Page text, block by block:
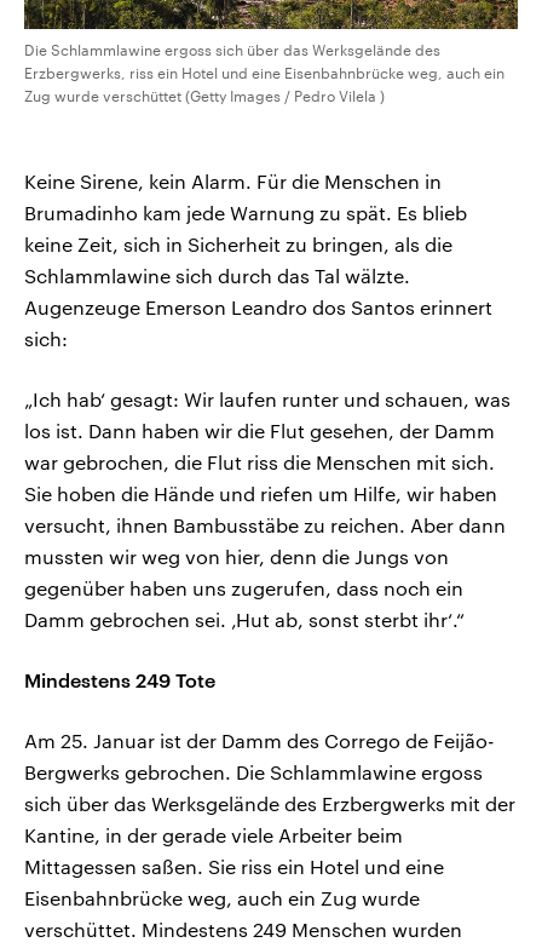
Die Schlammlawine ergoss sich über das Werksgelände des
Erzbergwerks, riss ein Hotel und eine Eisenbahnbrücke weg, auch ein
Zug wurde verschüttet (Getty Images / Pedro Vilela )
Keine Sirene, kein Alarm. Für die Menschen in
Brumadinho kam jede Warnung zu spät. Es blieb
keine Zeit, sich in Sicherheit zu bringen, als die
Schlammlawine sich durch das Tal wälzte.
Augenzeuge Emerson Leandro dos Santos erinnert
sich:
„Ich hab‘ gesagt: Wir laufen runter und schauen, was
los ist. Dann haben wir die Flut gesehen, der Damm
war gebrochen, die Flut riss die Menschen mit sich.
Sie hoben die Hände und riefen um Hilfe, wir haben
versucht, ihnen Bambusstäbe zu reichen. Aber dann
mussten wir weg von hier, denn die Jungs von
gegenüber haben uns zugerufen, dass noch ein
Damm gebrochen sei. ‚Hut ab, sonst sterbt ihr‘.“
Mindestens 249 Tote
Am 25. Januar ist der Damm des Corrego de Feijão-
Bergwerks gebrochen. Die Schlammlawine ergoss
sich über das Werksgelände des Erzbergwerks mit der
Kantine, in der gerade viele Arbeiter beim
Mittagessen saßen. Sie riss ein Hotel und eine
Eisenbahnbrücke weg, auch ein Zug wurde
verschüttet. Mindestens 249 Menschen wurden